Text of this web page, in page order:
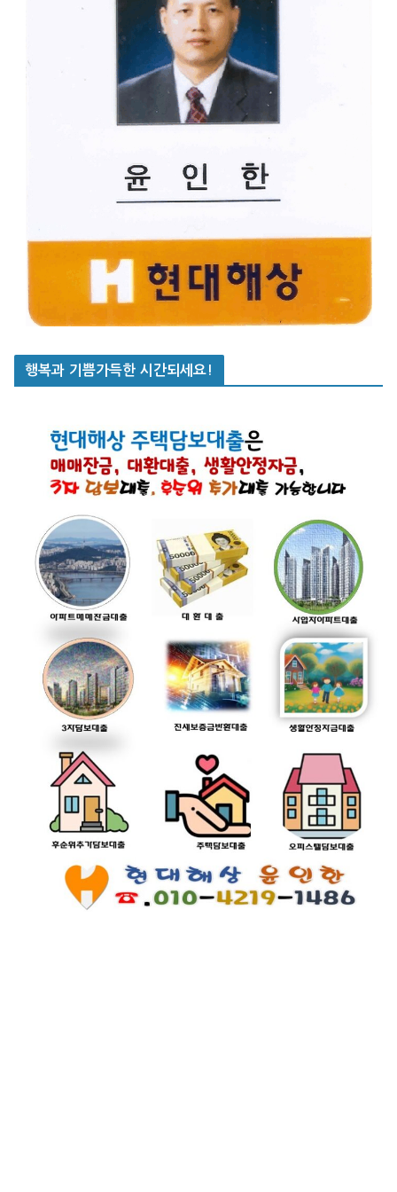
행복과 기쁨가득한 시간되세요!